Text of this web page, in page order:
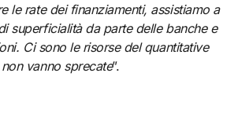
le rate dei finanziamenti, assistiamo a
superficialità da parte delle banche e
Ci sono le risorse del quantitative
vanno sprecate”.